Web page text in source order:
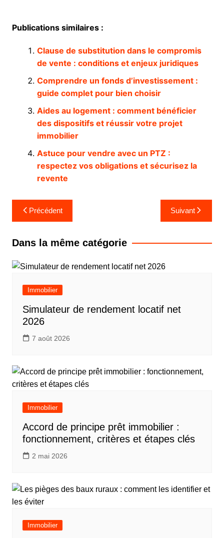
Publications similaires :
Clause de substitution dans le compromis
de vente : conditions et enjeux juridiques
Comprendre un fonds d’investissement :
guide complet pour bien choisir
Aides au logement : comment bénéficier
des dispositifs et réussir votre projet
immobilier
Astuce pour vendre avec un PTZ :
respectez vos obligations et sécurisez la
revente
Navigation
de
l’article
Précédent Suivant
Dans la même catégorie
Immobilier
Simulateur de rendement locatif net
2026
7 août 2026
Immobilier
Accord de principe prêt immobilier :
fonctionnement, critères et étapes clés
2 mai 2026
Immobilier